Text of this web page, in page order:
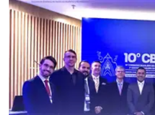
Vitality
Club
Diabetes,
Fitness,
Health,
Relationships